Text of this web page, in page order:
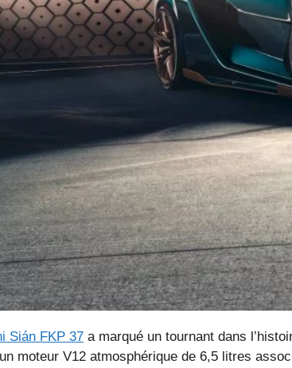
Sián FKP 37 a marqué un tournant dans
moteur V12 atmosphérique de 6,5 litres